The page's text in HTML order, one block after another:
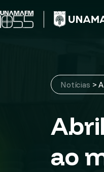
to
content
Notícias >
ao